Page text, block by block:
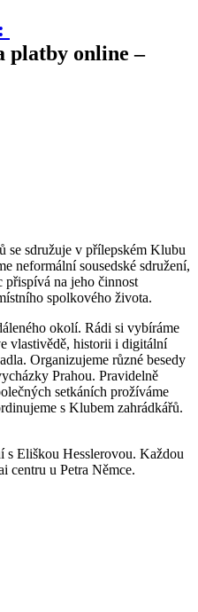
platby online –
se sdružuje v přílepském Klubu
neformální sousedské sdružení,
na jeho činnost
spolkového života.
okolí. Rádi si vybíráme
vlastivědě, historii i digitální
Organizujeme různé besedy
Prahou. Pravidelně
setkáních prožíváme
s Klubem zahrádkářů.
s Eliškou Hesslerovou. Každou
centru u Petra Němce.